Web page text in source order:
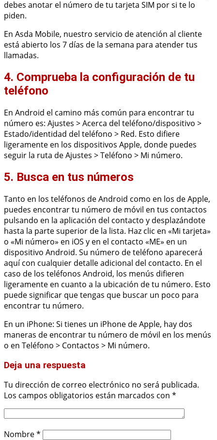
debes anotar el número de tu tarjeta SIM por si te lo
piden.
En Asda Mobile, nuestro servicio de atención al cliente
está abierto los 7 días de la semana para atender tus
llamadas.
4. Comprueba la configuración de tu
teléfono
En Android el camino más común para encontrar tu
número es: Ajustes > Acerca del teléfono/dispositivo >
Estado/identidad del teléfono > Red. Esto difiere
ligeramente en los dispositivos Apple, donde puedes
seguir la ruta de Ajustes > Teléfono > Mi número.
5. Busca en tus números
Tanto en los teléfonos de Android como en los de Apple,
puedes encontrar tu número de móvil en tus contactos
pulsando en la aplicación del contacto y desplazándote
hasta la parte superior de la lista. Haz clic en «Mi tarjeta»
o «Mi número» en iOS y en el contacto «ME» en un
dispositivo Android. Su número de teléfono aparecerá
aquí con cualquier detalle adicional del contacto. En el
caso de los teléfonos Android, los menús difieren
ligeramente en cuanto a la ubicación de tu número. Esto
puede significar que tengas que buscar un poco para
encontrar tu número.
En un iPhone: Si tienes un iPhone de Apple, hay dos
maneras de encontrar tu número de móvil en los menús
o en Teléfono > Contactos > Mi número.
Deja una respuesta
Tu dirección de correo electrónico no será publicada.
Los campos obligatorios están marcados con *
Nombre*